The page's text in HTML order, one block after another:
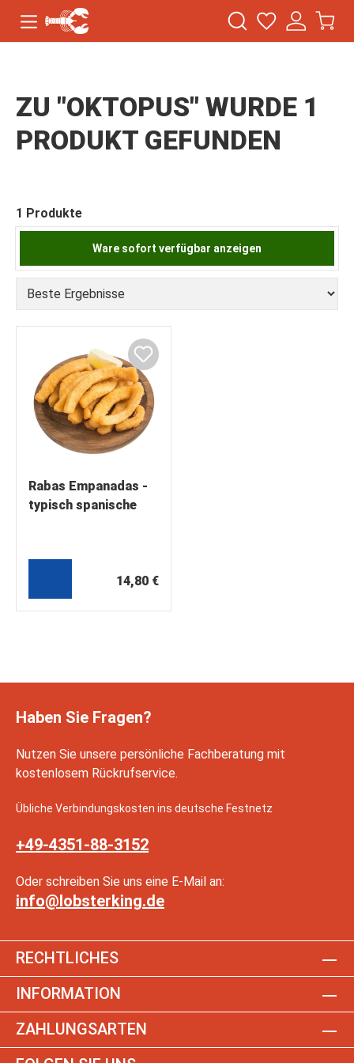
ZU "OKTOPUS" WURDE 1
PRODUKT GEFUNDEN
1 Produkte
Ware sofort verfügbar anzeigen
Rabas Empanadas -
typisch spanische
14,80 €
Haben Sie Fragen?
Nutzen Sie unsere persönliche Fachberatung mit
kostenlosem Rückrufservice.
Übliche Verbindungskosten ins deutsche Festnetz
+49-4351-88-3152
Oder schreiben Sie uns eine E-Mail an:
info@lobsterking.de
RECHTLICHES
INFORMATION
ZAHLUNGSARTEN